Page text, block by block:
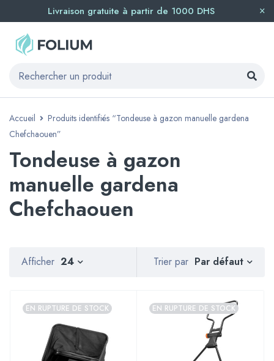
Livraison gratuite à partir de 1000 DHS
Accueil
Produits identifiés “Tondeuse à gazon manuelle gardena
Chefchaouen”
Tondeuse à gazon
manuelle gardena
Chefchaouen
Trier par Par défaut
Afficher 24
EN RUPTURE DE STOCK EN RUPTURE DE STOCK